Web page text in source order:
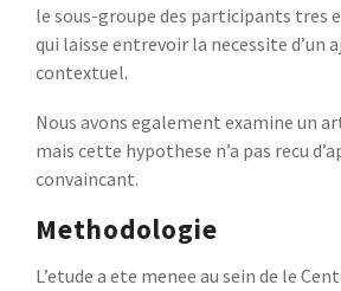
le sous-groupe des participants tres
qui laisse entrevoir la necessite d’un
contextuel.
Nous avons egalement examine un
mais cette hypothese n’a pas recu
convaincant.
Methodologie
L’etude a ete menee au sein de le